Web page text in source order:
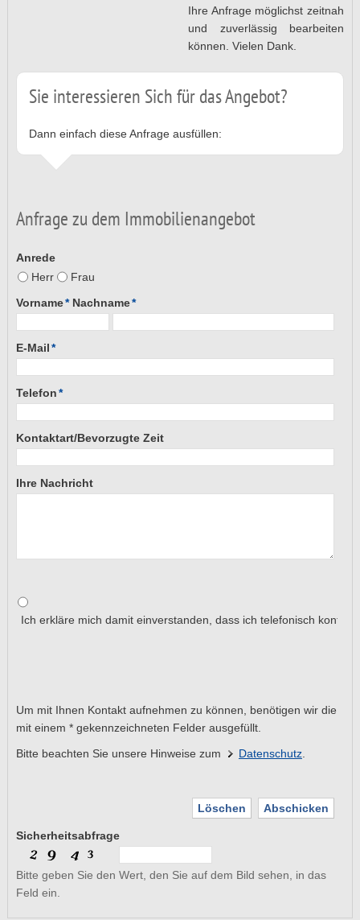
Ihre Anfrage möglichst zeitnah
und zuverlässig bearbeiten
können. Vielen Dank.
Sie interessieren Sich für das Angebot?
Dann einfach diese Anfrage ausfüllen:
Anfrage zu dem Immobilienangebot
Anrede
Herr
Frau
Vorname* Nachname*
E-Mail*
Telefon*
Kontaktart/Bevorzugte Zeit
Ihre Nachricht
Ich erkläre mich damit einverstanden, dass ich telefonisch
Um mit Ihnen Kontakt aufnehmen zu können, benötigen wir die
mit einem * gekennzeichneten Felder ausgefüllt.
Bitte beachten Sie unsere Hinweise zum
Datenschutz.
Löschen Abschicken
Sicherheitsabfrage
Bitte geben Sie den Wert, den Sie auf dem Bild sehen, in das
Feld ein.